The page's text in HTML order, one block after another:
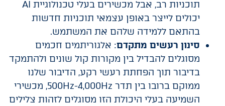
תוכניות רב, אבל מכשירים בעלי טכנולוגיית AI
יכולים לייצר באופן עצמאי תוכניות חדשות
בהתאם ללמידה שלהם את המשתמש.
סינון רעשים מתקדם: אלגוריתמים חכמים
מסוגלים להבדיל בין מקורות קול שונים ולהתמקד
בדיבור תוך הפחתת רעשי רקע, הדיבור שלנו
ממוקם ברובו בין תדר 500Hz-4,000Hz, מכשירי
השמיעה בעלי היכולת הזו מסוגלים לזהות צלילים